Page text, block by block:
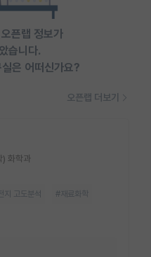
픈랩 정보가
습니다.
은 어떠신가요?
오픈랩 더보기
화학과
지 고도분석 #재료화학